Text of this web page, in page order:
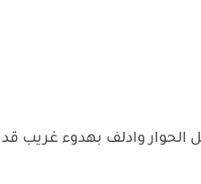
الحوار وادلف بهدوء غريب